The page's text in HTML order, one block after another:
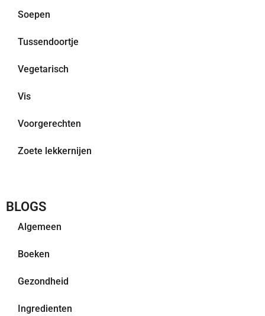
Soepen
Tussendoortje
Vegetarisch
Vis
Voorgerechten
Zoete lekkernijen
BLOGS
Algemeen
Boeken
Gezondheid
Ingredienten